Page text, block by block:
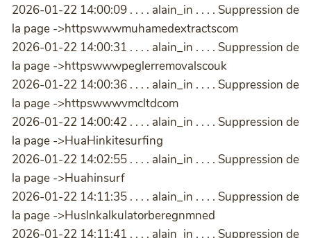
2026-01-22 14:00:09 . . . . alain_in . . . . Suppression de
la page ->httpswwwmuhamedextractscom
2026-01-22 14:00:31 . . . . alain_in . . . . Suppression de
la page ->httpswwwpeglerremovalscouk
2026-01-22 14:00:36 . . . . alain_in . . . . Suppression de
la page ->httpswwwvmcltdcom
2026-01-22 14:00:42 . . . . alain_in . . . . Suppression de
la page ->HuaHinkitesurfing
2026-01-22 14:02:55 . . . . alain_in . . . . Suppression de
la page ->Huahinsurf
2026-01-22 14:11:35 . . . . alain_in . . . . Suppression de
la page ->Huslnkalkulatorberegnmned
2026-01-22 14:11:41 . . . . alain_in . . . . Suppression de